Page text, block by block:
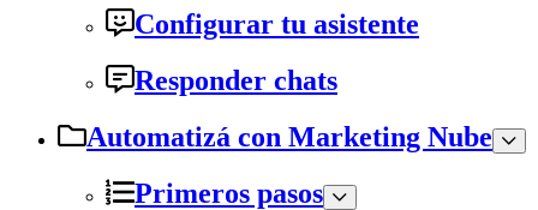
Configurar tu asistente
Responder chats
Automatizá con Marketing Nube
Primeros pasos